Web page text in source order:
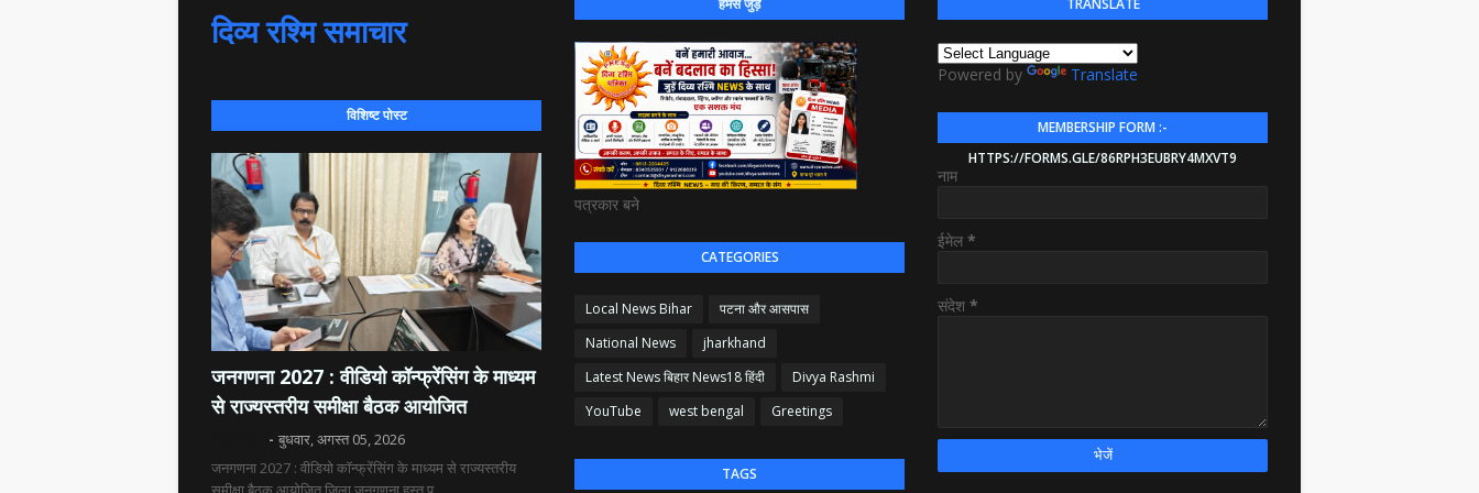
दिव्य रश्मि समाचार
विशिष्ट पोस्ट
जनगणना 2027 : वीडियो कॉन्फ्रेंसिंग के माध्यम
से राज्यस्तरीय समीक्षा बैठक आयोजित
बुधवार, अगस्त 05, 2026
जनगणना 2027 : वीडियो कॉन्फ्रेंसिंग के माध्यम से राज्यस्तरीय
हमसे जुड़े
पत्रकार बने
CATEGORIES
Local News Bihar
पटना और आसपास
National News
jharkhand
Latest News बिहार News18 हिंदी
Divya Rashmi
YouTube
west bengal Greetings
TAGS
TRANSLATE
Powered by Translate
MEMBERSHIP FORM :-
HTTPS://FORMS.GLE/86RPH3EUBRY4MXVT9
नाम
ईमेल *
संदेश *